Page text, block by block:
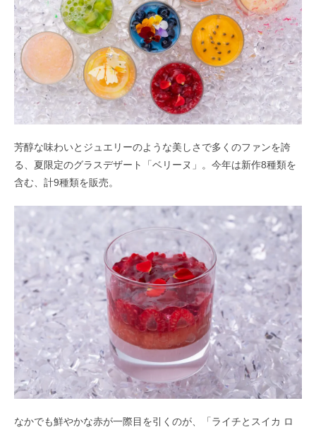
芳醇な味わいとジュエリーのような美しさで多くのファンを誇
る、夏限定のグラスデザート「ベリーヌ」。今年は新作8種類を
含む、計9種類を販売。
なかでも鮮やかな赤が一際目を引くのが、「ライチとスイカ ロ